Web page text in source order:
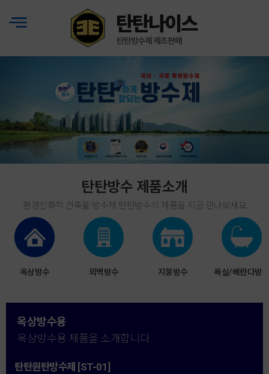
탄탄방수 제품소개
환경친화적 건축물 방수제 탄탄방수의 제품을 지금 만나보세요
옥상방수용
옥상방수용 제품을 소개합니다.
탄탄원탄방수제 [ST-01]
옥상방수 외벽방수 지붕방수 욕실/베란다방수